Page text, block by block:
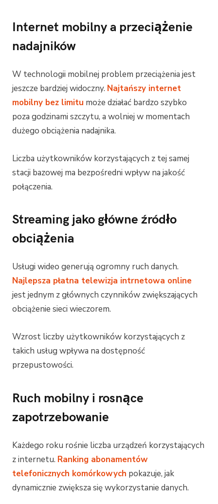
Internet mobilny a przeciążenie
nadajników
W technologii mobilnej problem przeciążenia jest
jeszcze bardziej widoczny. Najtańszy internet
mobilny bez limitu może działać bardzo szybko
poza godzinami szczytu, a wolniej w momentach
dużego obciążenia nadajnika.
Liczba użytkowników korzystających z tej samej
stacji bazowej ma bezpośredni wpływ na jakość
połączenia.
Streaming jako główne źródło
obciążenia
Usługi wideo generują ogromny ruch danych.
Najlepsza płatna telewizja intrnetowa online
jest jednym z głównych czynników zwiększających
obciążenie sieci wieczorem.
Wzrost liczby użytkowników korzystających z
takich usług wpływa na dostępność
przepustowości.
Ruch mobilny i rosnące
zapotrzebowanie
Każdego roku rośnie liczba urządzeń korzystających
z internetu. Ranking abonamentów
telefonicznych komórkowych pokazuje, jak
dynamicznie zwiększa się wykorzystanie danych.